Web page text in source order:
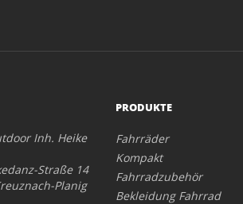
Inh. Heike
Straße 14
Planig
PRODUKTE
Fahrräder
Kompakt
Fahrradzubehör
Bekleidung Fahrrad